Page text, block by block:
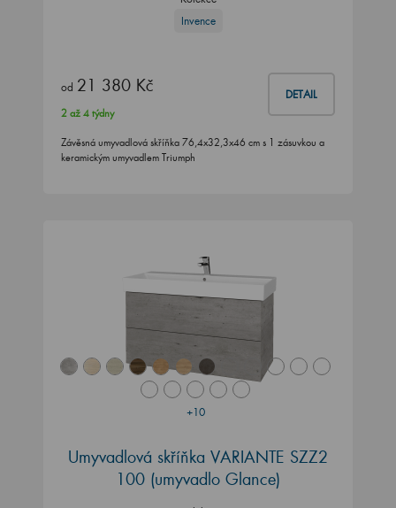
Invence
od 21 380 Kč DETAIL
2 až 4 týdny
Závěsná umyvadlová skříňka 76,4x32,3x46 cm s 1 zásuvkou a
keramickým umyvadlem Triumph
+10
Umyvadlová skříňka VARIANTE SZZ2
100 (umyvadlo Glance)